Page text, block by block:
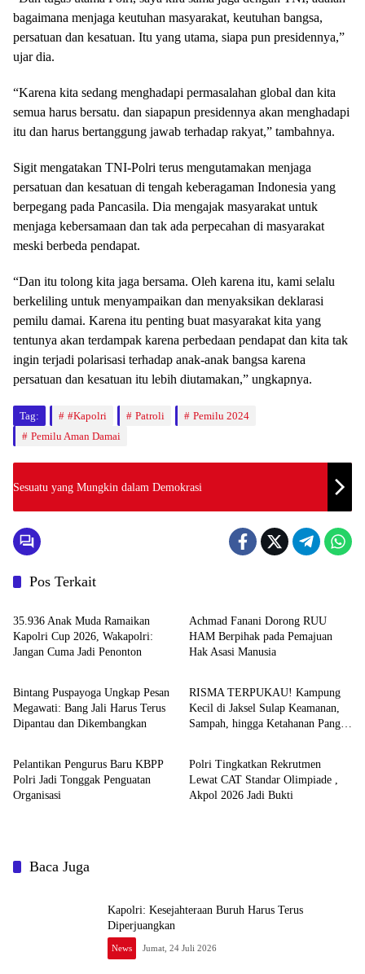
bagaimana menjaga keutuhan masyarakat, keutuhan bangsa,
persatuan dan kesatuan. Itu yang utama, siapa pun presidennya,”
ujar dia.
“Karena kita sedang menghadapi permasalahan global dan kita
semua harus bersatu. dan siapapun presidennya akan menghadapi
itu dan harus bertanggung jawab terhadap rakyat,” tambahnya.
Sigit mengatakan TNI-Polri terus mengutamakan menjaga
persatuan dan kesatuan di tengah keberagaman Indonesia yang
berpegang pada Pancasila. Dia mengajak masyarakat untuk
menjaga kebersamaan dan tak ada perpecahan di masyarakat
meski berbeda pendapat.
“Dan itu tolong kita jaga bersama. Oleh karena itu, kami selalu
berkeliling untuk menyampaikan dan menyaksikan deklarasi
pemilu damai. Karena itu penting buat masyarakat kita yang
tentunya akan terdampak karena perbedaan pendapat dan kita tak
ingin terjadi polarisasi terhadap anak-anak bangsa karena
persatuan dan kesatuan itu lebih diutamakan,” ungkapnya.
Tag: #Kapolri Patroli
Pemilu 2024
Pemilu Aman Damai
Sesuatu yang Mungkin dalam Demokrasi
Pos Terkait
News
35.936 Anak Muda Ramaikan
Kapolri Cup 2026, Wakapolri:
Jangan Cuma Jadi Penonton
Achmad Fanani Dorong RUU
HAM Berpihak pada Pemajuan
Hak Asasi Manusia
News
Bintang Puspayoga Ungkap Pesan
Megawati: Bang Jali Harus Terus
Dipantau dan Dikembangkan
News
RISMA TERPUKAU! Kampung
Kecil di Jaksel Sulap Keamanan,
Sampah, hingga Ketahanan Pangan
News
Pelantikan Pengurus Baru KBPP
Polri Jadi Tonggak Penguatan
Organisasi
News
Polri Tingkatkan Rekrutmen
Lewat CAT Standar Olimpiade ,
Akpol 2026 Jadi Bukti
Baca Juga
Kapolri: Kesejahteraan Buruh Harus Terus
Diperjuangkan
News Jumat, 24 Juli 2026